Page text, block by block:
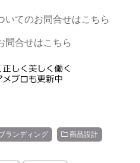
いてのお問合せはこちら
問合せはこちら
ランディング 商品設計